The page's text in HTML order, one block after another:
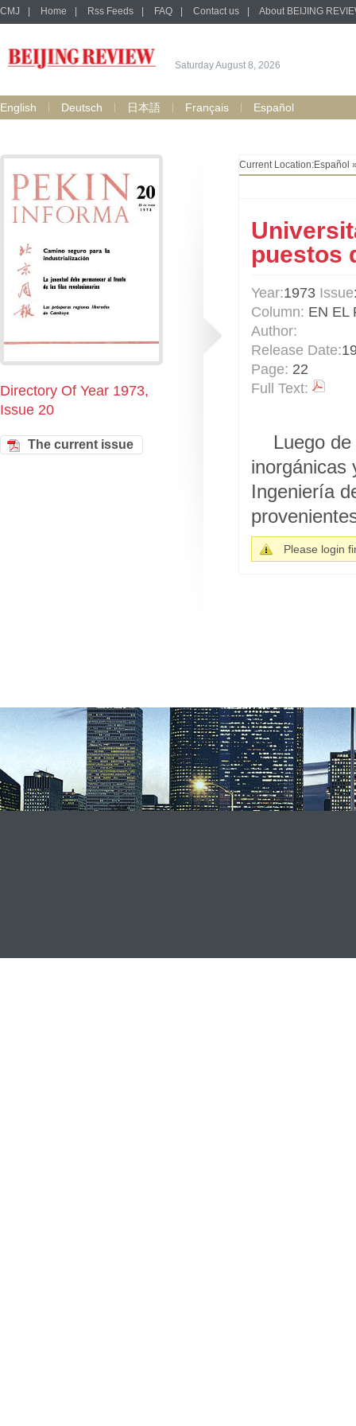
CMJ Home Rss Feeds FAQ Contact us About BEIJING
Saturday August 8, 2026
English Deutsch 日本語 Français Español
Directory Of Year 1973,
Issue 20
The current issue
Current Location:Español
puestos
Year:1973 Issue
Column: EN EL
Author:
Release Date:
Page: 22
Full Text:
Luego
inorgánicas
Ingeniería
Please login